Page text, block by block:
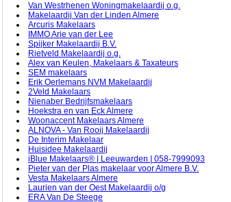
Van Westrhenen Woningmakelaardij o.g.
Makelaardij Van der Linden Almere
Arcuris Makelaars
IMMO Arie van der Lee
Spijker Makelaardij B.V.
Rietveld Makelaardij o.g.
Alex van Keulen, Makelaars & Taxateurs
SEM makelaars
Erik Oerlemans NVM Makelaardij
2Veld Makelaars
Nienaber Bedrijfsmakelaars
Hoekstra en van Eck Almere
Woonaccent Makelaars Almere
ALNOVA - Van Rooij Makelaardij
De Interim Makelaar
Huisidee Makelaardij
iBlue Makelaars® | Leeuwarden | 058-7999093
Pieter van der Plas makelaar voor Almere B.V.
Vesta Makelaars Almere
Laurien van der Oest Makelaardij o/g
ERA Van De Steege